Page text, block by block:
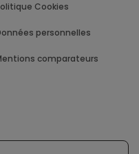
Politique Cookies
Données personnelles
Mentions comparateurs